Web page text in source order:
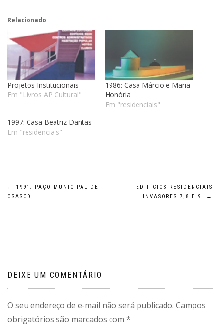
Relacionado
Projetos Institucionais
Em "Livros AP Cultural"
1986: Casa Márcio e Maria
Honória
Em "residenciais"
1997: Casa Beatriz Dantas
Em "residenciais"
Navegação
←
1991: PAÇO MUNICIPAL DE
OSASCO
EDIFÍCIOS RESIDENCIAIS
INVASORES 7,8 E 9
→
DEIXE UM COMENTÁRIO
O seu endereço de e-mail não será publicado. Campos
obrigatórios são marcados com *